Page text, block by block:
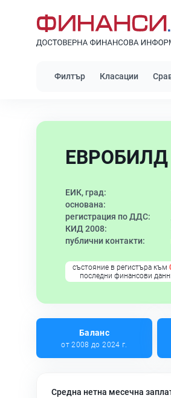
Филтър Класации
ЕИК, град:
основана:
регистрация по ДДС:
КИД 2008:
публични контакти:
състояние в регистъра към
последни финансови
Баланс
от 2008 до 2024 г.
Средна нетна месечна